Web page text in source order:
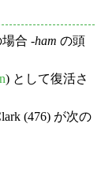
合 -ham の頭
) として復活さ
(476) が次の